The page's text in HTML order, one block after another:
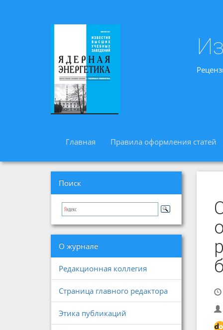
Главная Правила оформления статей
Поиск
О журнале
Редакционная коллегия
Страница главного редактора
Этика публикаций